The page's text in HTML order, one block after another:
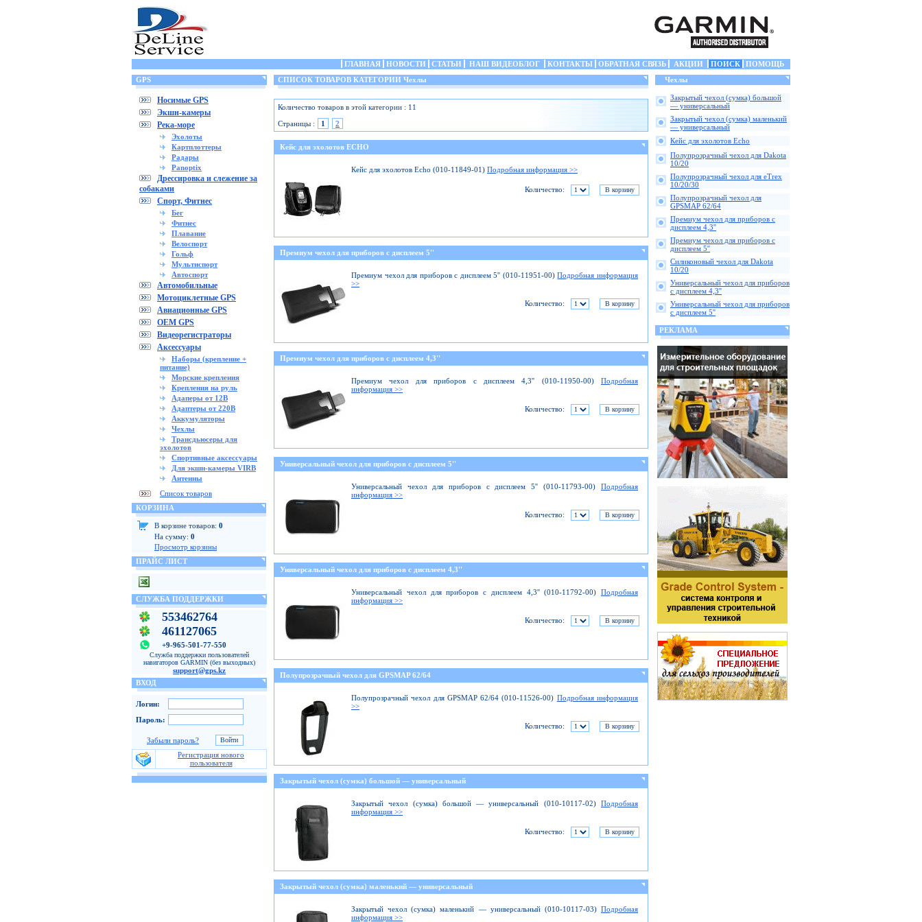
ГЛАВНАЯ НОВОСТИ СТАТЬИ НАШ ВИДЕОБЛОГ КОНТАКТЫ ОБРАТНАЯ СВЯЗЬ АКЦИИ ПОИСК
ПОМОЩЬ
GPS
Носимые GPS
Экшн-камеры
Река-море
Эхолоты
Картплоттеры
Радары
Panoptix
Дрессировка и слежение за
собаками
Спорт, Фитнес
Бег
Фитнес
Плавание
Велоспорт
Гольф
Мультиспорт
Автоспорт
Автомобильные
Мотоциклетные GPS
Авиационные GPS
OEM GPS
Видеорегистраторы
Аксессуары
Наборы (крепление +
питание)
Морские крепления
Крепления на руль
Адаперы от 12В
Адаптеры от 220В
Аккумуляторы
Чехлы
Трансдьюсеры для
эхолотов
Спортивные аксессуары
Для экшн-камеры VIRB
Антенны
Список товаров
КОРЗИНА
В корзине товаров: 0
На сумму: 0
Просмотр корзины
ПРАЙС ЛИСТ
СЛУЖБА ПОДДЕРЖКИ
553462764
461127065
+9-965-501-77-550
Служба поддержки пользователей
навигаторов GARMIN (без выходных)
support@gps.kz
ВХОД
Логин:
Пароль:
Забыли пароль?
Регистрация нового
пользователя
СПИСОК ТОВАРОВ КАТЕГОРИИ Чехлы
Количество товаров в этой категории : 11
Страницы :
1 2
Кейс для эхолотов ECHO
Кейс для эхолотов Echo (010-11849-01) Подробная информация >>
Количество:
Премиум чехол для приборов с дисплеем 5''
Премиум чехол для приборов с дисплеем 5'' (010-11951-00)Подробная информация
>>
Количество:
Премиум чехол для приборов с дисплеем 4,3''
Премиум чехол для приборов с дисплеем 4,3'' (010-11950-00) Подробная
информация >>
Количество:
Универсальный чехол для приборов с дисплеем 5''
Универсальный чехол для приборов с дисплеем 5'' (010-11793-00) Подробная
информация >>
Количество:
Универсальный чехол для приборов с дисплеем 4,3''
Универсальный чехол для приборов с дисплеем 4,3'' (010-11792-00) Подробная
информация >>
Количество:
Полупрозрачный чехол для GPSMAP 62/64
Полупрозрачный чехол для GPSMAP 62/64 (010-11526-00) Подробная информация
>>
Количество:
Закрытый чехол (сумка) большой — универсальный
Закрытый чехол (сумка) большой — универсальный (010-10117-02) Подробная
информация >>
Количество:
Закрытый чехол (сумка) маленький — универсальный
Закрытый чехол (сумка) маленький — универсальный (010-10117-03) Подробная
информация >>
Чехлы
Закрытый чехол (сумка) большой
— универсальный
Закрытый чехол (сумка) маленький
— универсальный
Кейс для эхолотов Echo
Полупрозрачный чехол для Dakota
10/20
Полупрозрачный чехол для eTrex
10/20/30
Полупрозрачный чехол для
GPSMAP 62/64
Премиум чехол для приборов с
дисплеем 4,3''
Премиум чехол для приборов с
дисплеем 5''
Силиконовый чехол для Dakota
10/20
Универсальный чехол для приборов
с дисплеем 4,3''
Универсальный чехол для приборов
с дисплеем 5''
РЕКЛАМА